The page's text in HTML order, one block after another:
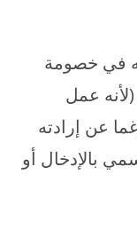
في خصومة
عمل
عن إرادته
بالإدخال أو